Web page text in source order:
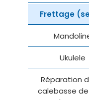
Frettage
Ukulele
Réparation
calebasse